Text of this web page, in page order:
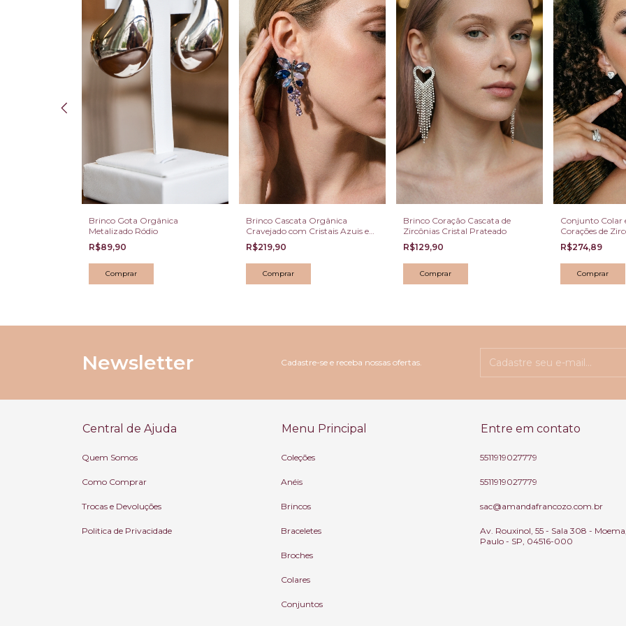
Brinco Gota Orgânica
Metalizado Ródio
R$89,90
Brinco Cascata Orgânica
Cravejado com Cristais Azuis e
Lilases
R$219,90
Brinco Coração Cascata de
Zircônias Cristal Prateado
R$129,90
Conjunto Colar
Corações de
R$274,89
Newsletter Cadastre-se e receba nossas ofertas.
Central de Ajuda
Quem Somos
Como Comprar
Trocas e Devoluções
Politica de Privacidade
Menu Principal
Coleções
Anéis
Brincos
Braceletes
Broches
Colares
Conjuntos
Entre em contato
5511919027779
5511919027779
sac@amandafrancozo.com.br
Av. Rouxinol, 55 - Sala 308 -
Paulo - SP, 04516-000